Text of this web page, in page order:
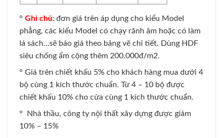
° Ghi chú: đơn giá trên áp dụng cho kiểu Model
phẳng, các kiểu Model có chạy rãnh âm hoặc có làm
lá sách…sẽ báo giá theo bảng vẽ chi tiết. Dùng HDF
siêu chống ẩm cộng thêm 200.000đ/m2.
° Giá trên chiết khấu 5% cho khách hàng mua dưới 4
bộ cùng 1 kích thước chuẩn. Từ 4 – 10 bộ được
chiết khấu 10% cho cửa cùng 1 kích thước chuẩn.
° Nhà thầu, công ty nội thất xây dựng được giảm
10% – 15%